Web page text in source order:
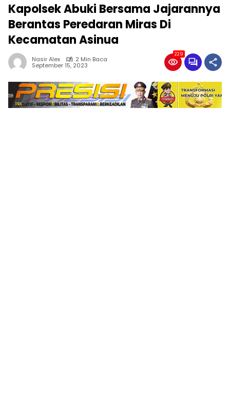
Kapolsek Abuki Bersama Jajarannya
Berantas Peredaran Miras Di
Kecamatan Asinua
Nasir Alex 2 Min Baca
September 15, 2023
229